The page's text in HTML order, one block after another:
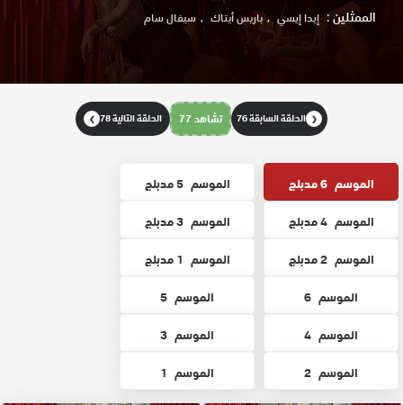
الممثلين : إيدا إيسي باريس أيتاك سيفال سام
❮ الحلقة السابقة 76 تشاهد 77 الحلقة التالية 78 ❯
الموسم 6 مدبلج الموسم 5 مدبلج
الموسم 4 مدبلج الموسم 3 مدبلج
الموسم 2 مدبلج الموسم 1 مدبلج
الموسم 6 الموسم 5
الموسم 4 الموسم 3
الموسم 2 الموسم 1